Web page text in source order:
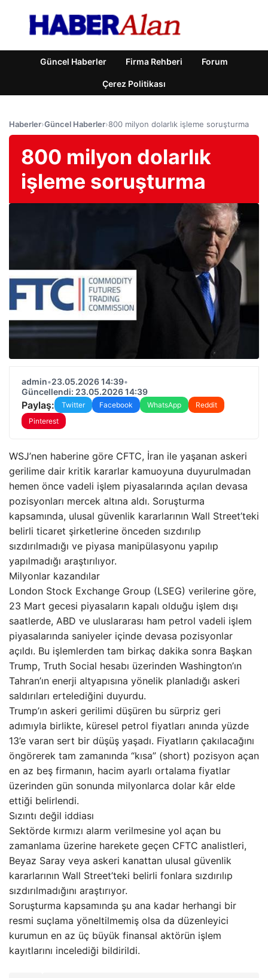
Güncel Haberler Firma Rehberi Forum
Çerez Politikası
Haberler›Güncel Haberler›800 milyon dolarlık işleme soruşturma
800 milyon dolarlık
işleme soruşturma
admin•23.05.2026 14:39•
Güncellendi: 23.05.2026 14:39
Paylaş: Twitter Facebook WhatsApp
Reddit
Pinterest
WSJ’nen haberine göre CFTC, İran ile yaşanan askeri
gerilime dair kritik kararlar kamuoyuna duyurulmadan
hemen önce vadeli işlem piyasalarında açılan devasa
pozisyonları mercek altına aldı. Soruşturma
kapsamında, ulusal güvenlik kararlarının Wall Street’teki
belirli ticaret şirketlerine önceden sızdırılıp
sızdırılmadığı ve piyasa manipülasyonu yapılıp
yapılmadığı araştırılıyor.
Milyonlar kazandılar
London Stock Exchange Group (LSEG) verilerine göre,
23 Mart gecesi piyasaların kapalı olduğu işlem dışı
saatlerde, ABD ve uluslararası ham petrol vadeli işlem
piyasalarında saniyeler içinde devasa pozisyonlar
açıldı. Bu işlemlerden tam birkaç dakika sonra Başkan
Trump, Truth Social hesabı üzerinden Washington’ın
Tahran’ın enerji altyapısına yönelik planladığı askeri
saldırıları ertelediğini duyurdu.
Trump’ın askeri gerilimi düşüren bu sürpriz geri
adımıyla birlikte, küresel petrol fiyatları anında yüzde
13’e varan sert bir düşüş yaşadı. Fiyatların çakılacağını
öngörerek tam zamanında “kısa” (short) pozisyon açan
en az beş firmanın, hacim ayarlı ortalama fiyatlar
üzerinden gün sonunda milyonlarca dolar kâr elde
ettiği belirlendi.
Sızıntı değil iddiası
Sektörde kırmızı alarm verilmesine yol açan bu
zamanlama üzerine harekete geçen CFTC analistleri,
Beyaz Saray veya askeri kanattan ulusal güvenlik
kararlarının Wall Street’teki belirli fonlara sızdırılıp
sızdırılmadığını araştırıyor.
Soruşturma kapsamında şu ana kadar herhangi bir
resmi suçlama yöneltilmemiş olsa da düzenleyici
kurumun en az üç büyük finansal aktörün işlem
kayıtlarını incelediği bildirildi.